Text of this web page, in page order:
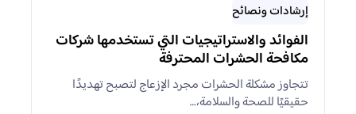
إرشادات ونصائح
الفوائد والاستراتيجيات التي تستخدمها شركات
مكافحة الحشرات المحترفة
تتجاوز مشكلة الحشرات مجرد الإزعاج لتصبح تهديدًا
حقيقيًا للصحة والسلامة،…